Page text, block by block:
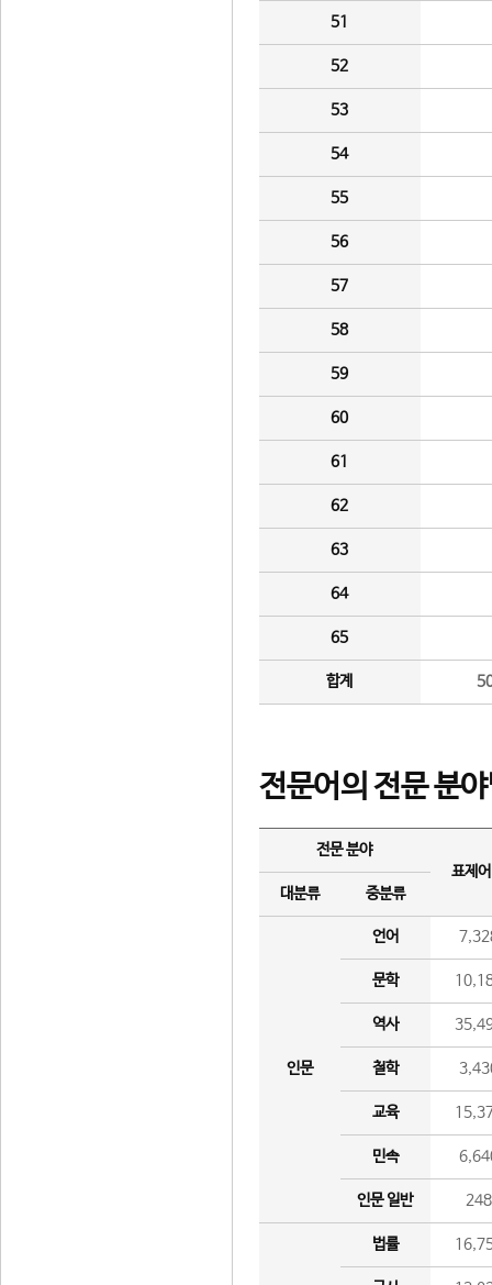
51
52
53
54
55
56
57
58
59
60
61
62
63
64
65
합계
전문어의 전문 분
전문 분야
표제
대분류
중분류
인문
언어
문학
역사
철학
교육
민속
인문 일반 248
법률